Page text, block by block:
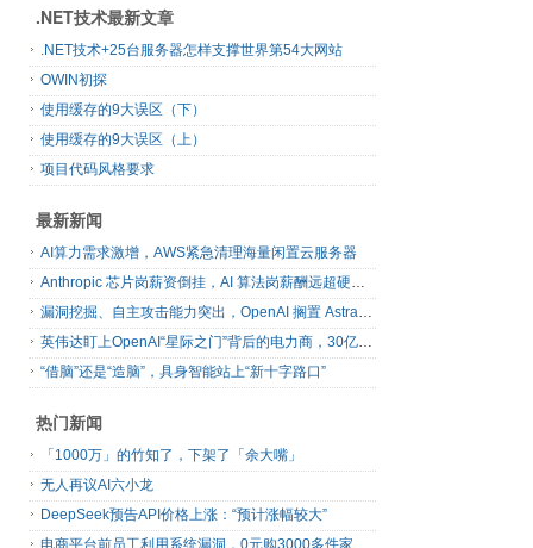
.NET技术最新文章
.NET技术+25台服务器怎样支撑世界第54大网站
OWIN初探
使用缓存的9大误区（下）
使用缓存的9大误区（上）
项目代码风格要求
最新新闻
AI算力需求激增，AWS紧急清理海量闲置云服务器
Anthropic 芯片岗薪资倒挂，AI 算法岗薪酬远超硬件工程师
漏洞挖掘、自主攻击能力突出，OpenAI 搁置 Astra 模型发布
英伟达盯上OpenAI“星际之门”背后的电力商，30亿美元直接入股
“借脑”还是“造脑”，具身智能站上“新十字路口”
热门新闻
「1000万」的竹知了，下架了「余大嘴」
无人再议AI六小龙
DeepSeek预告API价格上涨：“预计涨幅较大”